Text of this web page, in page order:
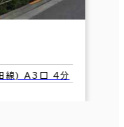
田線) A3口 4分